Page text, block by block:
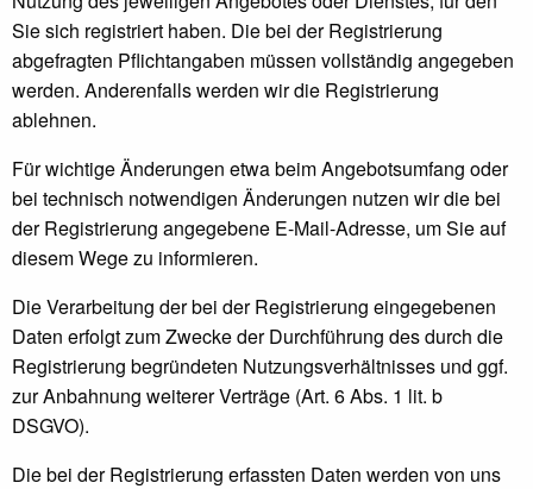
Sie sich registriert haben. Die bei der Registrierung
abgefragten Pflichtangaben müssen vollständig angegeben
werden. Anderenfalls werden wir die Registrierung
ablehnen.
Für wichtige Änderungen etwa beim Angebotsumfang oder
bei technisch notwendigen Änderungen nutzen wir die bei
der Registrierung angegebene E-Mail-Adresse, um Sie auf
diesem Wege zu informieren.
Die Verarbeitung der bei der Registrierung eingegebenen
Daten erfolgt zum Zwecke der Durchführung des durch die
Registrierung begründeten Nutzungsverhältnisses und ggf.
zur Anbahnung weiterer Verträge (Art. 6 Abs. 1 lit. b
DSGVO).
Die bei der Registrierung erfassten Daten werden von uns